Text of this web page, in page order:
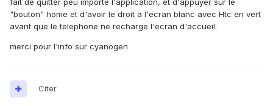
fait de quitter peu importe l'application, et d'appuyer sur le
"bouton" home et d'avoir le droit a l'ecran blanc avec Htc en vert
avant que le telephone ne recharge l'ecran d'accueil.
merci pour l'info sur cyanogen
Citer